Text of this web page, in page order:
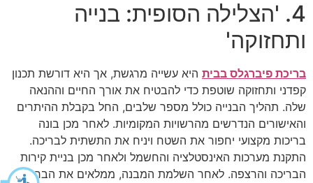
4. 'הצלילה הסופית: בנייה
ותחזוקה'
בריכת פיברגלס בבית היא עשייה מרגשת, אך היא דורשת תכנון
קפדני ותחזוקה שוטפת כדי להבטיח את אורך החיים וההנאה
שלה. תהליך הבנייה כולל מספר שלבים, החל בקבלת ההיתרים
והאישורים הנדרשים מהרשויות המקומיות. לאחר מכן בונה
בריכות מקצועי יחפור את השטח ויניח את התשתית לבריכה.
התקנת מערכות האינסטלציה והחשמל ולאחר מכן בניית קירות
הבריכה והרצפה. לאחר השלמת המבנה, ממלאים את הבריכה